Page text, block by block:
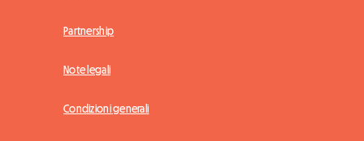
Partnership
Note legali
Condizioni generali